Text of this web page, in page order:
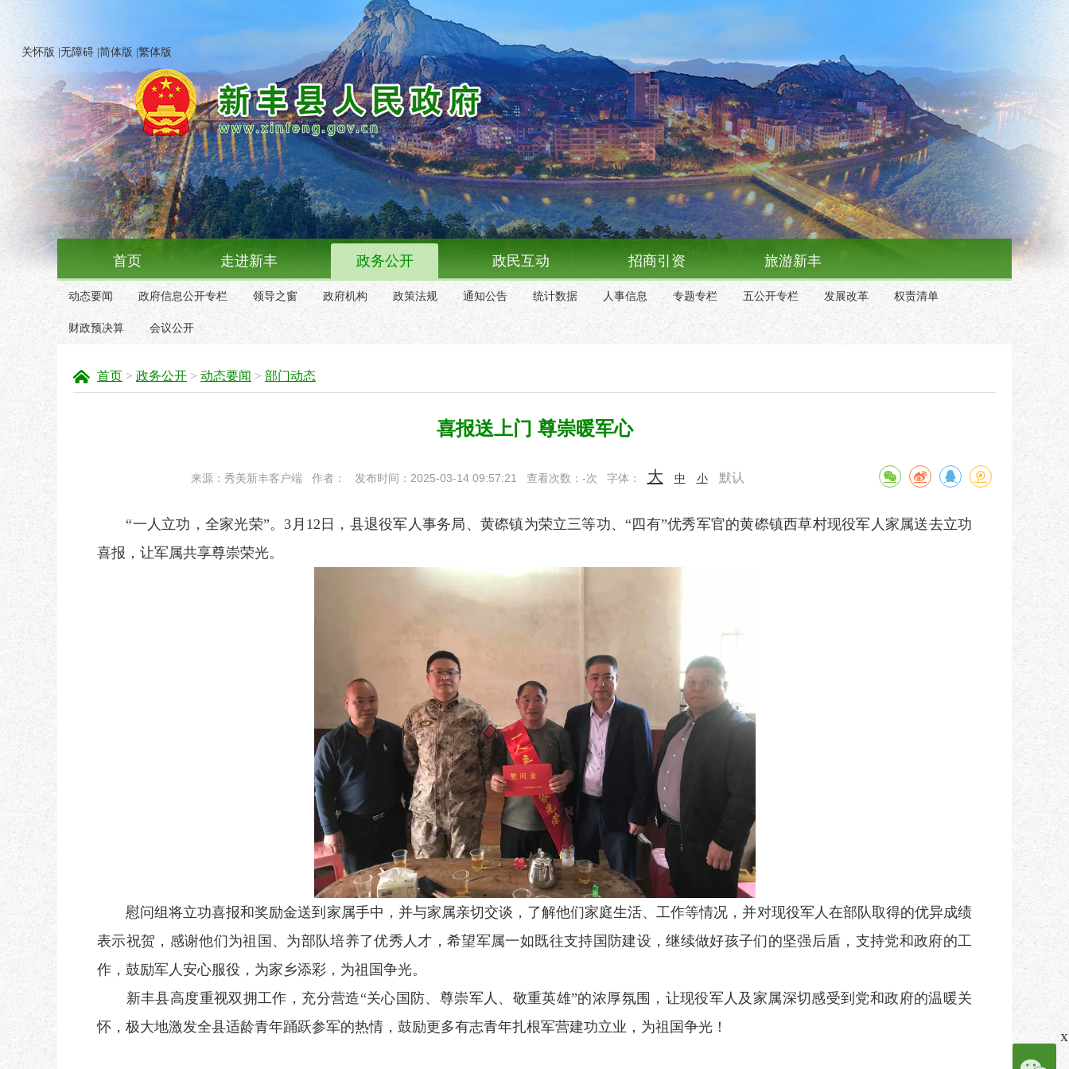
关怀版 无障碍 简体版 繁体版
首页 走进新丰 政务公开 政民互动 招商引资 旅游新丰
动态要闻 政府信息公开专栏 领导之窗 政府机构 政策法规 通知公告 统计数据 人事信息 专题专栏 五公开专栏 发展改革 权责清单
财政预决算 会议公开
首页 > 政务公开 > 动态要闻 > 部门动态
喜报送上门 尊崇暖军心
来源：秀美新丰客户端 作者： 发布时间：2025-03-14 09:57:21 查看次数： -次 字体： 大 中 小 默认
“一人立功，全家光荣”。3月12日，县退役军人事务局、黄磜镇为荣立三等功、“四有”优秀军官的黄磜镇西草村现役军人家属送去立功
喜报，让军属共享尊崇荣光。
慰问组将立功喜报和奖励金送到家属手中，并与家属亲切交谈，了解他们家庭生活、工作等情况，并对现役军人在部队取得的优异成绩
表示祝贺，感谢他们为祖国、为部队培养了优秀人才，希望军属一如既往支持国防建设，继续做好孩子们的坚强后盾，支持党和政府的工
作，鼓励军人安心服役，为家乡添彩，为祖国争光。
新丰县高度重视双拥工作，充分营造“关心国防、尊崇军人、敬重英雄”的浓厚氛围，让现役军人及家属深切感受到党和政府的温暖关
怀，极大地激发全县适龄青年踊跃参军的热情，鼓励更多有志青年扎根军营建功立业，为祖国争光！
x